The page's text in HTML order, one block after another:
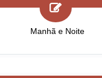
Manhã e Noite